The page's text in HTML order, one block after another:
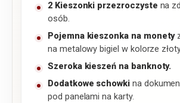
2 Kieszonki przezroczyste na
osób.
Pojemna kieszonka na monety
na metalowy bigiel w kolorze
Szeroka kieszeń na banknoty.
Dodatkowe schowki na
pod panelami na karty.